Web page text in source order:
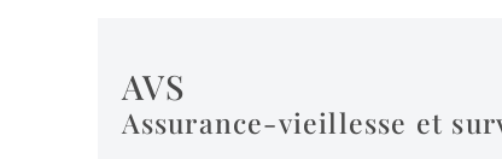
AVS
Assurance-vieillesse et